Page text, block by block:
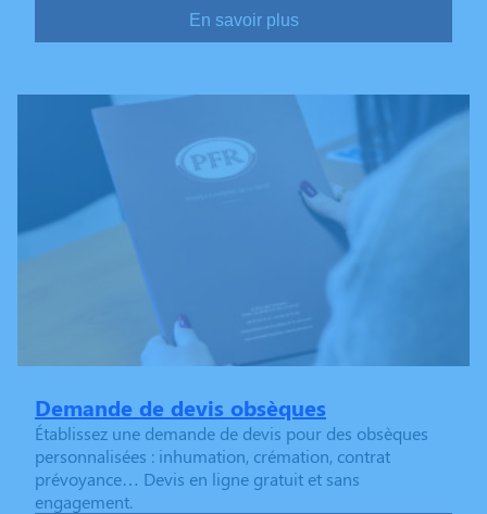
En savoir plus
Demande de devis obsèques
Établissez une demande de devis pour des obsèques
personnalisées : inhumation, crémation, contrat
prévoyance… Devis en ligne gratuit et sans
engagement.